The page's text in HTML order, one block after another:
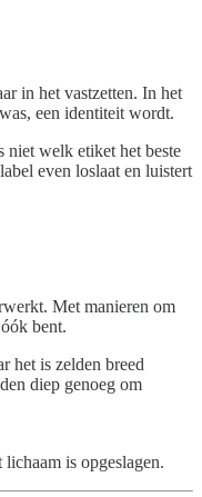
in het vastzetten. In het
een identiteit wordt.
welk etiket het beste
even loslaat en luistert
Met manieren om
bent.
het is zelden breed
diep genoeg om
is opgeslagen.